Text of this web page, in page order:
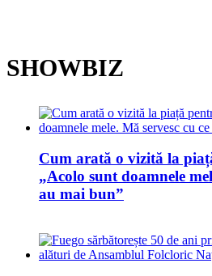
SHOWBIZ
Cum arată o vizită la
„Acolo sunt doamnele
au mai bun”